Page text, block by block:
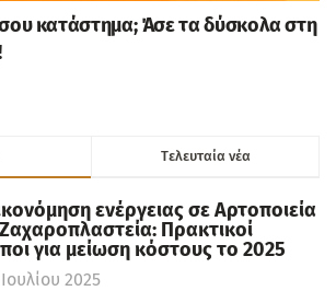
σου κατάστημα; Άσε τα δύσκολα στη
Tελευταία νέα
ενέργειας σε Αρτοποιεία
Πρακτικοί
για μείωση κόστους το 2025
2025